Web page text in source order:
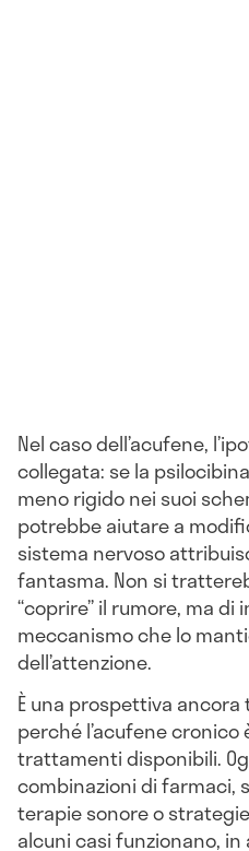
Nel caso dell’acufene,
collegata: se la
meno rigido nei suoi
potrebbe aiutare a
sistema nervoso
fantasma. Non si
“coprire” il rumore, ma di
meccanismo che lo
dell’attenzione.
È una prospettiva
perché l’acufene
trattamenti disponibili.
combinazioni di farmaci,
terapie sonore o
alcuni casi funzionano,